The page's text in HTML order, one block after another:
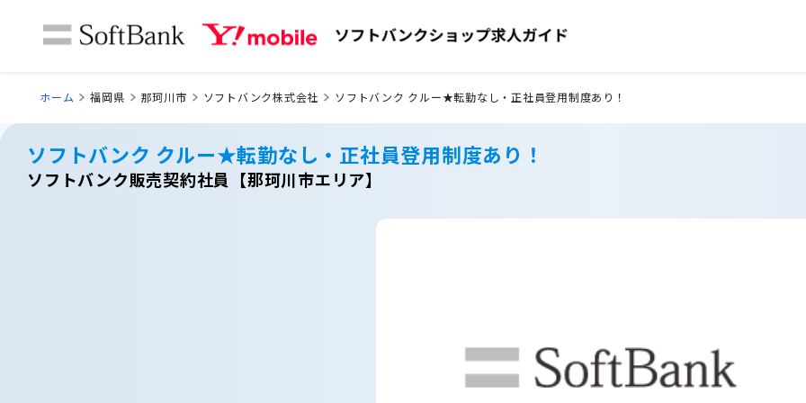
ホーム 福岡県 那珂川市 ソフトバンク株式会社 ソフトバンク クルー★転勤なし・正社員登用制度あり！
ソフトバンク クルー★転勤なし・正社員登用制度あり！
ソフトバンク販売契約社員【那珂川市エリア】